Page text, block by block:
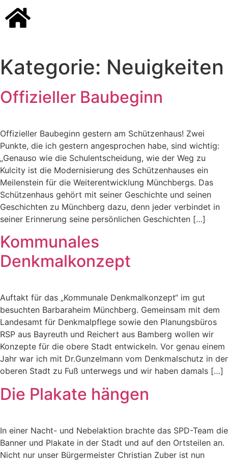
Kategorie: Neuigkeiten
Offizieller Baubeginn
Offizieller Baubeginn gestern am Schützenhaus! Zwei
Punkte, die ich gestern angesprochen habe, sind wichtig:
„Genauso wie die Schulentscheidung, wie der Weg zu
Kulcity ist die Modernisierung des Schützenhauses ein
Meilenstein für die Weiterentwicklung Münchbergs. Das
Schützenhaus gehört mit seiner Geschichte und seinen
Geschichten zu Münchberg dazu, denn jeder verbindet in
seiner Erinnerung seine persönlichen Geschichten […]
Kommunales
Denkmalkonzept
Auftakt für das „Kommunale Denkmalkonzept“ im gut
besuchten Barbaraheim Münchberg. Gemeinsam mit dem
Landesamt für Denkmalpflege sowie den Planungsbüros
RSP aus Bayreuth und Reichert aus Bamberg wollen wir
Konzepte für die obere Stadt entwickeln. Vor genau einem
Jahr war ich mit Dr.Gunzelmann vom Denkmalschutz in der
oberen Stadt zu Fuß unterwegs und wir haben damals […]
Die Plakate hängen
In einer Nacht- und Nebelaktion brachte das SPD-Team die
Banner und Plakate in der Stadt und auf den Ortsteilen an.
Nicht nur unser Bürgermeister Christian Zuber ist nun